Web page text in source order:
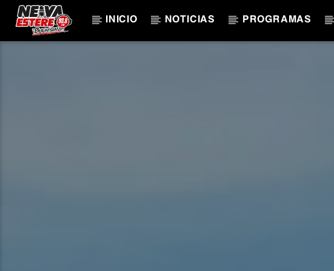
INICIO NOTICIAS PROGRAMAS